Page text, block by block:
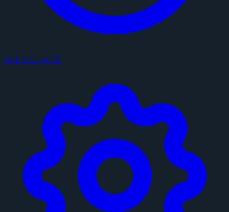
サイトについて